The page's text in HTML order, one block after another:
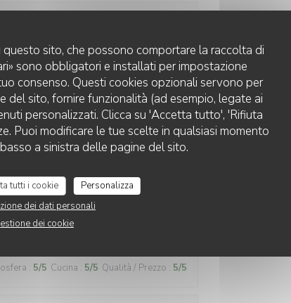
sito, che possono comportare la raccolta di
sono obbligatori e installati per impostazione
consenso. Questi cookies opzionali servono per
del sito, fornire funzionalità (ad esempio, legate ai
personalizzati. Clicca su 'Accetta tutto', 'Rifiuta
Puoi modificare le tue scelte in qualsiasi momento
a sinistra delle pagine del sito.
tutti i cookie
Personalizza
dei dati personali
dei cookie
: 5/5 Cucina: 5/5 Qualità / Prezzo: 5/5
: 5/5 Cucina : 5/5 Qualità / Prezzo : 5/5